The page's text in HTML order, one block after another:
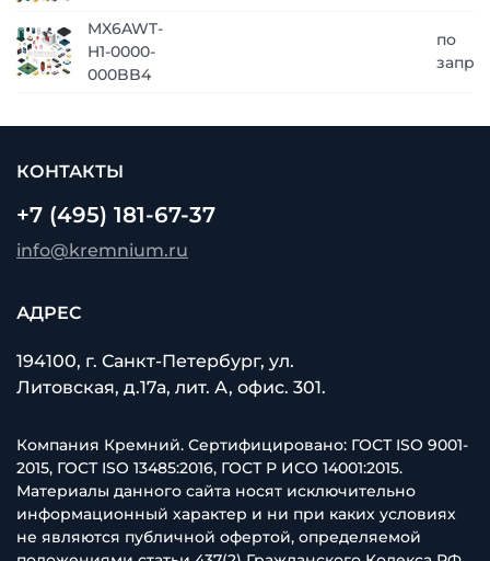
MX6AWT-
H1-0000-
000BB4
по
КОНТАКТЫ
+7 (495) 181-67-37
info@kremnium.ru
АДРЕС
194100, г. Санкт-Петербург, ул.
Литовская, д.17а, лит. А, офис. 301.
Компания Кремний. Сертифицировано: ГОСТ ISO 9001-
2015, ГОСТ ISO 13485:2016, ГОСТ Р ИСО 14001:2015.
Материалы данного сайта носят исключительно
информационный характер и ни при каких условиях
не являются публичной офертой, определяемой